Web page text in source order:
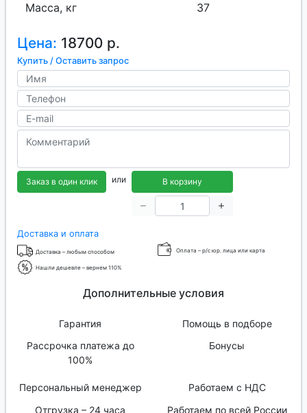
Масса, кг 37
Цена: 18700 р.
Купить / Оставить запрос
Заказ в один клик или В корзину
Доставка и оплата
Доставка – любым способом Оплата – р/с юр. лица или карта
Нашли дешевле – вернем 110%
Дополнительные условия
Гарантия
Помощь в подборе
Рассрочка платежа до
100%
Бонусы
Персональный менеджер
Работаем с НДС
Отгрузка – 24 часа
Работаем по всей России